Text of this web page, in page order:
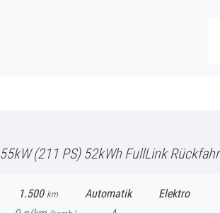
52kWh FullLink Rückfahrkamera Sportsitze vorne
1.500 km Automatik
Elektro